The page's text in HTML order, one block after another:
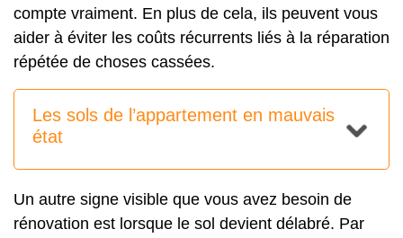
compte vraiment. En plus de cela, ils peuvent vous
aider à éviter les coûts récurrents liés à la réparation
répétée de choses cassées.
Les sols de l’appartement en mauvais
état
Un autre signe visible que vous avez besoin de
rénovation est lorsque le sol devient délabré. Par